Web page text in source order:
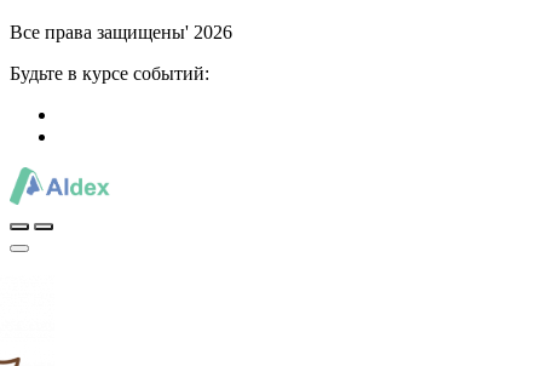
Все права защищены' 2026
Будьте в курсе событий: